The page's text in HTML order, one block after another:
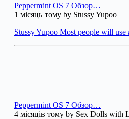
Peppermint OS 7 Обзор…
1 місяць тому by Stussy Yupoo
Stussy Yupoo Most people will
Peppermint OS 7 Обзор…
4 місяців тому by Sex Dolls with